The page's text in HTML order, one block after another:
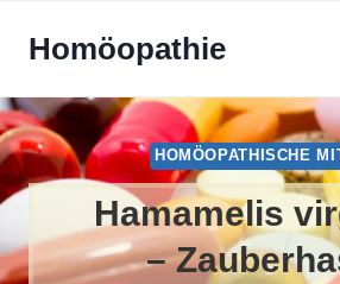
InhaltHomöopathie
HOMÖOPATHISCHE
Hamamelis
–